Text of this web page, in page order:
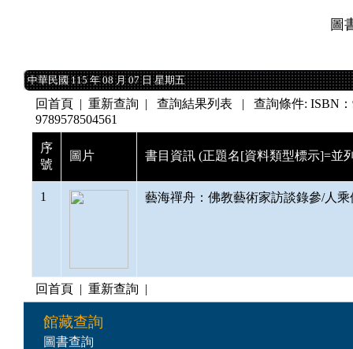
圖
中華民國 115 年 08 月 07 日 星期五
中華民國 115 年 08 月 07 日 星期五
回首頁 | 重新查詢 | 查詢結果列表 | 查詢條件: ISBN：
9789578504561
序
號
圖片 書目資訊 (正題名[資料類型標示]=並
1 藝海禪舟：佛教藝術家訪談錄參/人
回首頁 | 重新查詢 |
館藏查詢
圖書查詢